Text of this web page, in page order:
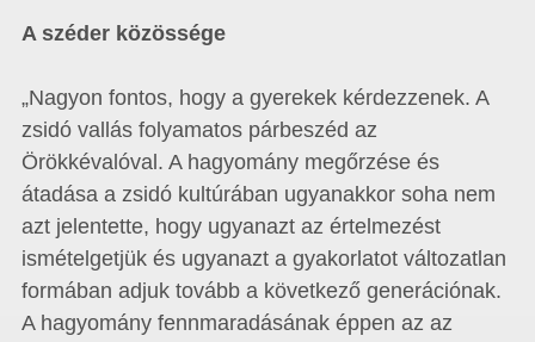
A széder közössége
„Nagyon fontos, hogy a gyerekek kérdezzenek. A
zsidó vallás folyamatos párbeszéd az
Örökkévalóval. A hagyomány megőrzése és
átadása a zsidó kultúrában ugyanakkor soha nem
azt jelentette, hogy ugyanazt az értelmezést
ismételgetjük és ugyanazt a gyakorlatot változatlan
formában adjuk tovább a következő generációnak.
A hagyomány fennmaradásának éppen az az